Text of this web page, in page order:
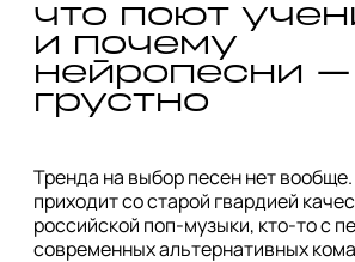
что поют
и почему
нейропесни —
Тренда на выбор песен нет
приходит со старой гвардией
российской поп-музыки, кто-то с
современных альтернативных